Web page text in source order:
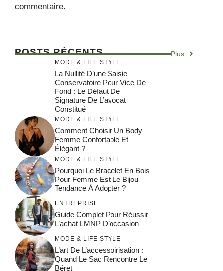
commentaire.
POSTS RÉCENTS Plus
MODE & LIFE STYLE
La Nullité D’une Saisie
Conservatoire Pour Vice De
Fond : Le Défaut De
Signature De L’avocat
Constitué
MODE & LIFE STYLE
Comment Choisir Un Body
Femme Confortable Et
Élégant ?
MODE & LIFE STYLE
Pourquoi Le Bracelet En Bois
Pour Femme Est Le Bijou
Tendance À Adopter ?
ENTREPRISE
Guide Complet Pour Réussir
L’achat LMNP D’occasion
MODE & LIFE STYLE
L’art De L’accessoirisation :
Quand Le Sac Rencontre Le
Béret